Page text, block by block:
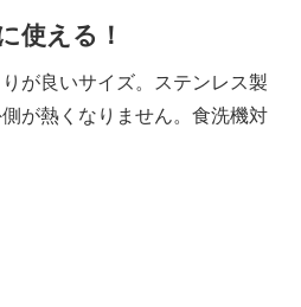
使える！
が良いサイズ。ステンレス製
が熱くなりません。食洗機対